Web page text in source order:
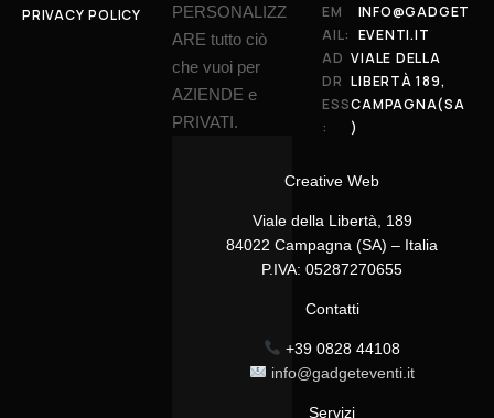
PRIVACY POLICY
PERSONALIZZ
ARE tutto ciò
che vuoi per
AZIENDE e
PRIVATI.
Creative Web
Viale della Libertà, 189
84022 Campagna (SA) – Italia
P.IVA: 05287270655
Contatti
+39 0828 44108
info@gadgeteventi.it
Servizi
EM
AIL:
INFO@GADGET
EVENTI.IT
AD
DR
ESS
:
VIALE DELLA
LIBERTÀ 189,
CAMPAGNA(SA
)